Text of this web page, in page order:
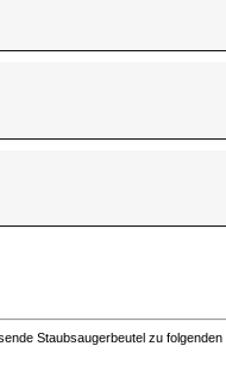
Staubsaugerbeutel zu folgenden